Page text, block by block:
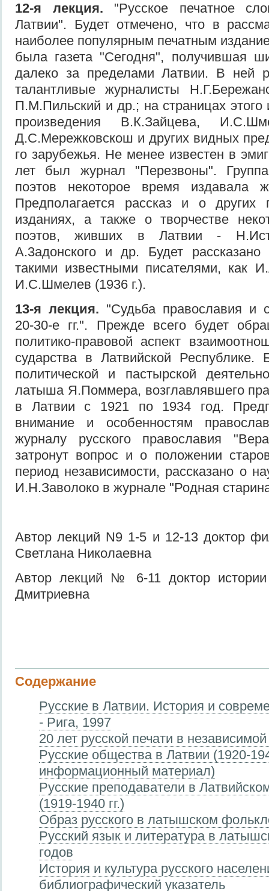
12-я лекция. "Русское печатное
Латвии". Будет отмечено, что в
наиболее популярным печатным
была газета "Сегодня", получившая
далеко за пределами Латвии. В ней
талантливые журналисты
П.М.Пильский и др.; на страницах этого
произведения В.К.Зайцева,
Д.С.Мережковскош и других видных
го зарубежья. Не менее известен в
лет был журнал "Перезвоны".
поэтов некоторое время издавала
Пред­полагается рассказ и о других
издани­ях, а также о творчестве
поэтов, живших в Латвии -
А.3адонского и др. Будет
такими извест­ными писателями, как
И.С.Шмелев (1936 г.).
13-я лекция. "Судьба православия и
20-30-е гг.". Прежде всего будет
политико-правовой аспект
сударства в Латвийской Республике.
пол­итической и пастырской
латыша Я.Поммера, возглавлявшего
в Латвии с 1921 по 1934 год.
внимание и особенностям
журналу русского православия
затронут вопрос и о положении
период независимости, рассказано о
И.Н.Заволоко в журнале "Родная
Автор лекций N9 1-5 и 12-13 доктор
Светлана Николаевна
Автор лекций № 6-11 доктор истории
Дмитриевна
Содержание
Русские в Латвии. История и
- Рига, 1997
20 лет русской печати в
Русские общества в Латвии (1920-
информационный материал)
Русские преподаватели в
(1919-1940 гг.)
Образ русского в латышском
Русский язык и литература в
годов
История и культура русского
библиографический указатель